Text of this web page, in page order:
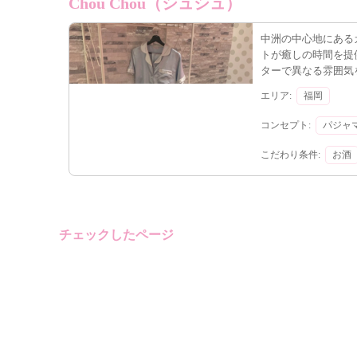
中洲の中心地にあ
トが癒しの時間を
ターで異なる雰囲
ンカフェです。
エリア: 福岡
コンセプト: パジャ
こだわり条件: お酒
チェックしたページ